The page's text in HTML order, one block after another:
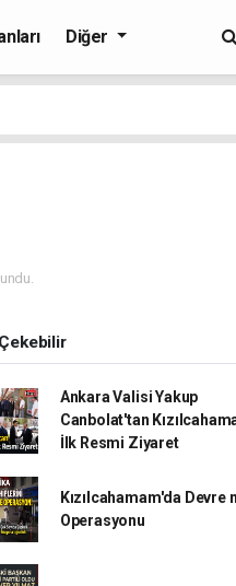
Diğer
Ankara Valisi Yakup
Canbolat'tan
İlk Resmi Ziyaret
Kızılcahamam'da Devre
Operasyonu